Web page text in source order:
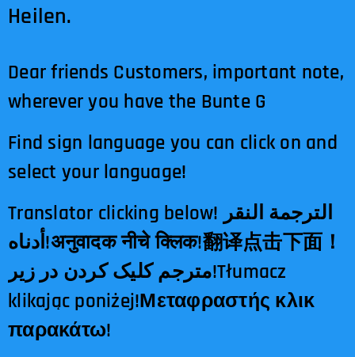
Heilen.
Dear friends Customers, important note,
wherever you have the Bunte G
Find sign language you can click on and
select your language!
Translator clicking below! الترجمة النقر
أدناه!अनुवादक नीचे क्लिक!翻译点击下面！
مترجم کلیک کردن در زیر!Tłumacz
klikając poniżej!Μεταφραστής κλικ
παρακάτω!